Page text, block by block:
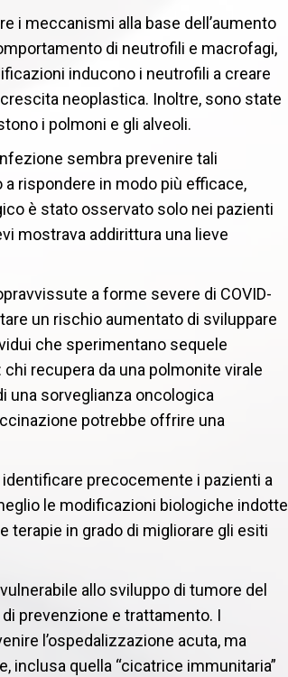
i meccanismi alla base dell’aumento
di neutrofili e macrofagi,
inducono i neutrofili a creare
neoplastica. Inoltre, sono state
i polmoni e gli alveoli.
sembra prevenire tali
rispondere in modo più efficace,
è stato osservato solo nei pazienti
mostrava addirittura una lieve
a forme severe di COVID-
un rischio aumentato di sviluppare
che sperimentano sequele
recupera da una polmonite virale
una sorveglianza oncologica
potrebbe offrire una
precocemente i pazienti a
le modificazioni biologiche indotte
terapie in grado di migliorare gli esiti
allo sviluppo di tumore del
prevenzione e trattamento. I
l’ospedalizzazione acuta, ma
inclusa quella “cicatrice immunitaria”